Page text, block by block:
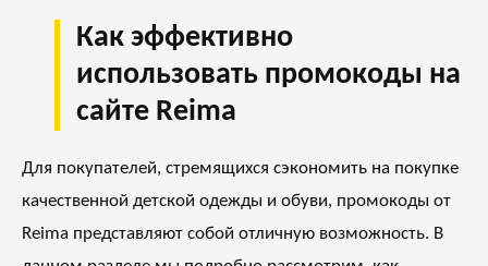
Как эффективно
использовать промокоды на
сайте Reima
Для покупателей, стремящихся сэкономить на покупке
качественной детской одежды и обуви, промокоды от
Reima представляют собой отличную возможность. В